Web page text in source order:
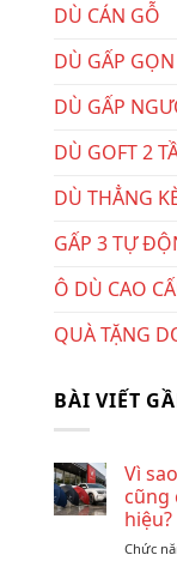
DÙ CÁN GỖ
DÙ GẤP GỌN
DÙ GẤP
DÙ GOFT 2
DÙ THẲNG
GẤP 3 TỰ
Ô DÙ CAO
QUÀ TẶNG
BÀI VIẾT
Vì
cũng
hiệu?
Chức
liệu này ngày...